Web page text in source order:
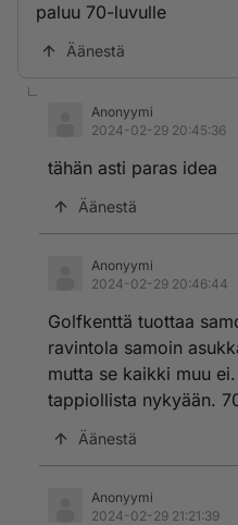
paluu 70-luvulle
Äänestä
Anonyymi
2024-02-29 20:45:36
tähän asti paras idea
Äänestä
Anonyymi
2024-02-29 20:46:44
Golfkenttä tuottaa
ravintola samoin
mutta se kaikki muu
tappiollista nykyään.
Äänestä
Anonyymi
2024-02-29 21:21:39